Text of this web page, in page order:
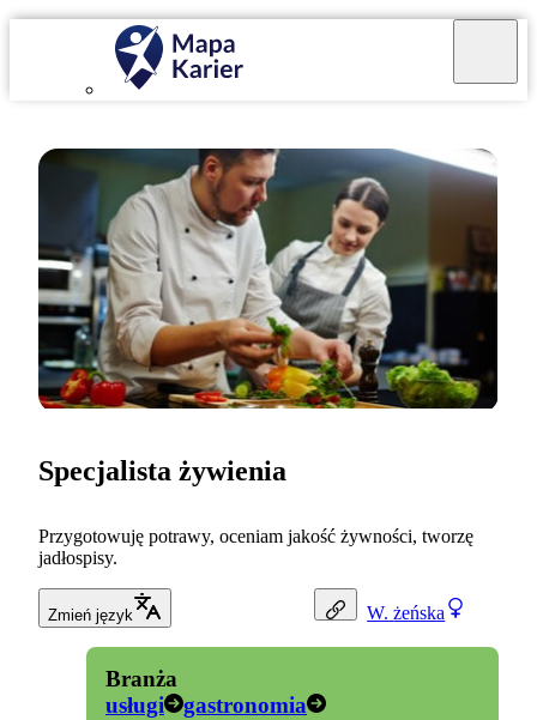
W. żeńska
Specjalista żywienia
Przygotowuję potrawy, oceniam jakość żywności, tworzę
jadłospisy.
Zmień język
Branża
usługi
gastronomia